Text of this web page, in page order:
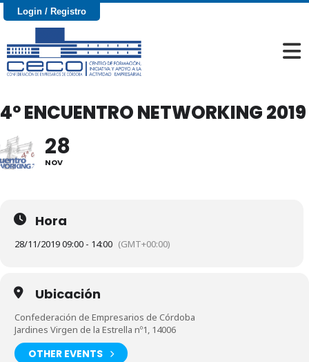
Login / Registro
4º ENCUENTRO NETWORKING 2019
28
NOV
Hora
28/11/2019 09:00 - 14:00 (GMT+00:00)
Ubicación
Confederación de Empresarios de Córdoba
Jardines Virgen de la Estrella nº1, 14006
OTHER EVENTS